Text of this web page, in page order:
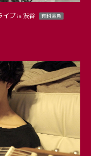
イブ in 渋谷 有料会員